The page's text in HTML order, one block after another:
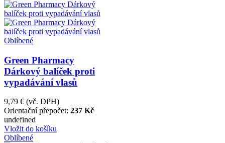
Oblíbené
Green Pharmacy
Dárkový balíček proti
vypadávání vlasů
9,79 € (vč. DPH)
Orientační přepočet: 237 Kč
undefined
Vložit do košíku
Oblíbené